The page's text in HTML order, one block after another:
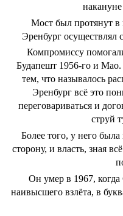
Мост был протянут
Эренбург осуществлял
Компромиссу
Будапешт 1956-го и
тем, что называлось
Эренбург всё это
переговариваться и
струй
Более того, у него
сторону, и власть, зная
Он умер в 1967,
наивысшего взлёта, в